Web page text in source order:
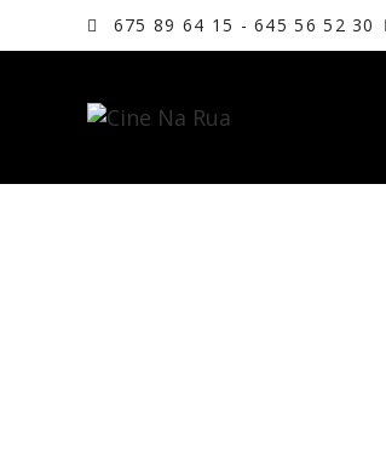
675 89 64 15 - 645 56 52 30